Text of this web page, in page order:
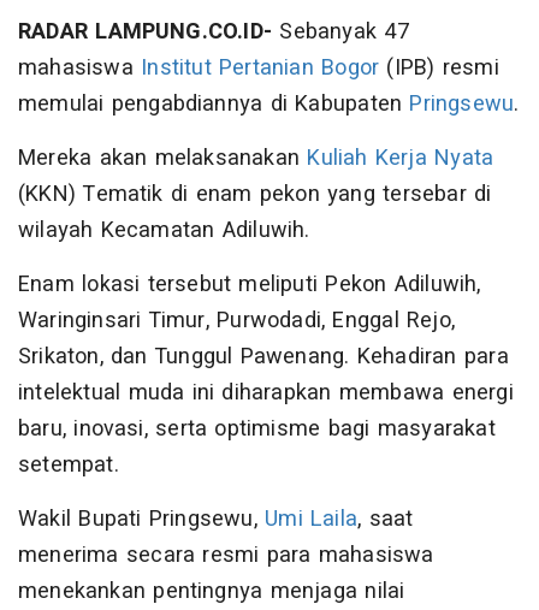
RADAR LAMPUNG.CO.ID- Sebanyak 47
mahasiswa Institut Pertanian Bogor (IPB) resmi
memulai pengabdiannya di Kabupaten Pringsewu.
Mereka akan melaksanakan Kuliah Kerja Nyata
(KKN) Tematik di enam pekon yang tersebar di
wilayah Kecamatan Adiluwih.
Enam lokasi tersebut meliputi Pekon Adiluwih,
Waringinsari Timur, Purwodadi, Enggal Rejo,
Srikaton, dan Tunggul Pawenang. Kehadiran para
intelektual muda ini diharapkan membawa energi
baru, inovasi, serta optimisme bagi masyarakat
setempat.
Wakil Bupati Pringsewu, Umi Laila, saat
menerima secara resmi para mahasiswa
menekankan pentingnya menjaga nilai